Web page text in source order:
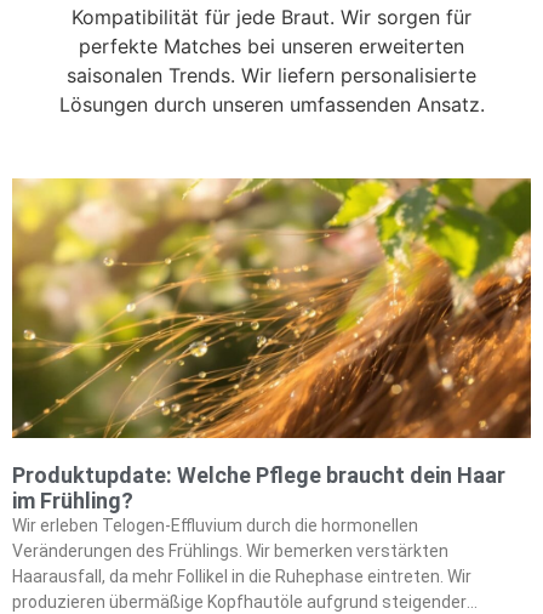
Kompatibilität für jede Braut. Wir sorgen für
perfekte Matches bei unseren erweiterten
saisonalen Trends. Wir liefern personalisierte
Lösungen durch unseren umfassenden Ansatz.
Produktupdate: Welche Pflege braucht dein Haar
im Frühling?
Wir erleben Telogen-Effluvium durch die hormonellen
Veränderungen des Frühlings. Wir bemerken verstärkten
Haarausfall, da mehr Follikel in die Ruhephase eintreten. Wir
produzieren übermäßige Kopfhautöle aufgrund steigender